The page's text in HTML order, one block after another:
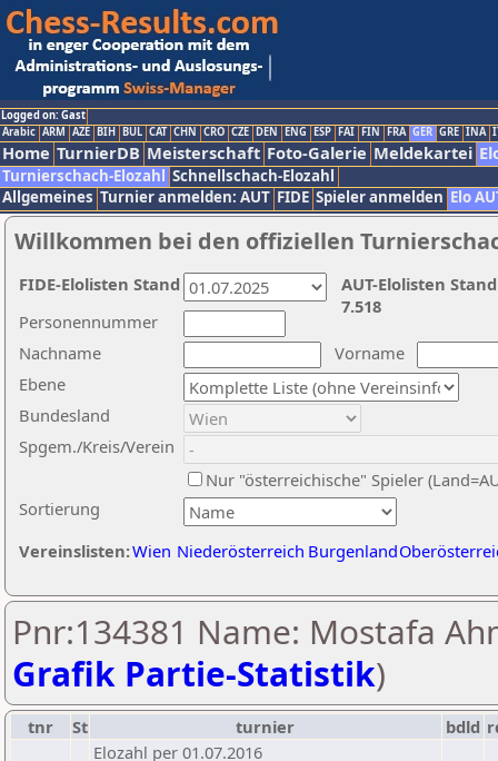
Logged on: Gast
Arabic ARM AZE BIH BUL CAT CHN CRO CZE DEN ENG ESP FAI FIN FRA GER GRE INA
Home TurnierDB Meisterschaft Foto-Galerie Meldekartei
Turnierschach-Elozahl Schnellschach-Elozahl
Allgemeines Turnier anmelden: AUT FIDE Spieler anmelden Elo
Willkommen bei den offiziellen
Nachname
Vorname
Ebene
Sortierung
Personennummer
Bundesland
Spgem./Kreis/Verein
Nur "österreichische" Spieler
Vereinslisten:Wien Niederösterreich Burgenland
AUT-Elolisten
7.518
FIDE-Elolisten Stand
Pnr:134381 Name: Mostafa
Grafik Partie-Statistik)
tnr St turnier bdld
Elozahl per 01.07.2016